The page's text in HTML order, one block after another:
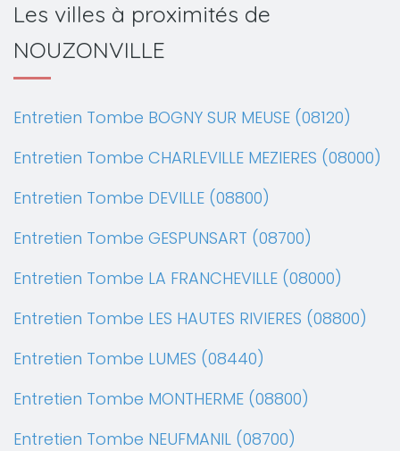
Les villes à proximités de
NOUZONVILLE
Entretien Tombe BOGNY SUR MEUSE (08120)
Entretien Tombe CHARLEVILLE MEZIERES (08000)
Entretien Tombe DEVILLE (08800)
Entretien Tombe GESPUNSART (08700)
Entretien Tombe LA FRANCHEVILLE (08000)
Entretien Tombe LES HAUTES RIVIERES (08800)
Entretien Tombe LUMES (08440)
Entretien Tombe MONTHERME (08800)
Entretien Tombe NEUFMANIL (08700)